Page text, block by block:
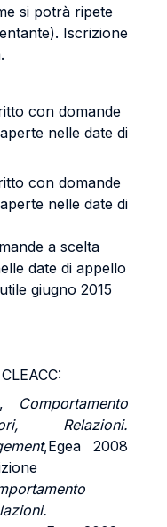
si potrà ripete
Iscrizione
con domande
nelle date di
con domande
nelle date di
a scelta
date di appello
giugno 2015
Comportamento
Relazioni.
,Egea 2008